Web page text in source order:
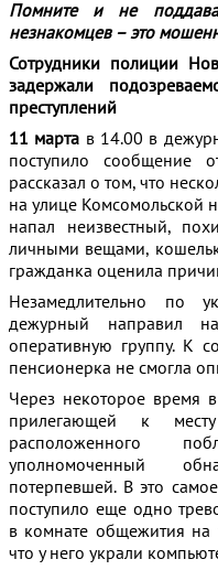
Помните и не
незнакомцев – это
Сотрудники полиции
задержали
преступлений
11 марта в 14.00 в
поступило сообщение
рассказал о том, что
на улице Комсомольской
напал неизвестный,
личными вещами,
гражданка оценила
Незамедлительно по
дежурный направил
оперативную группу. К
пенсионерка не смогла
Через некоторое время
прилегающей к
расположенного
уполномоченный
потерпевшей. В это
поступило еще одно
в комнате общежития
что у него украли